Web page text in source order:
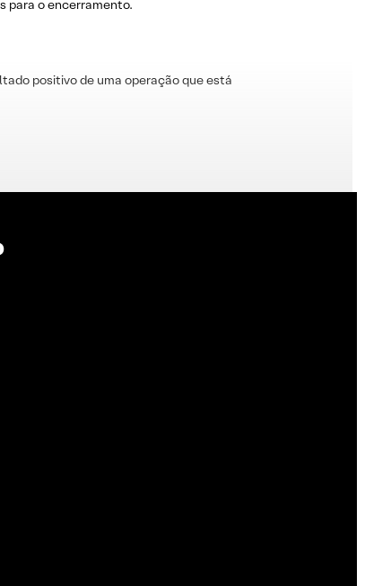
para o encerramento.
positivo de uma operação que está